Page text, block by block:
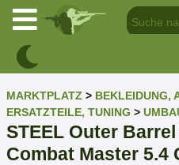
MARKTPLATZ > BEKLEIDUNG,
ERSATZTEILE, TUNING >
STEEL Outer
Combat Master 5.4